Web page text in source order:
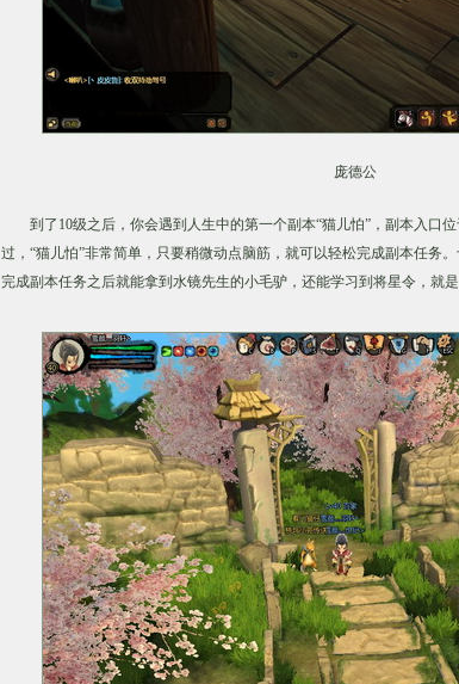
庞德公
到了10级之后，你会遇到人生中的第一个副本“猫儿怕”，副本入口
过，“猫儿怕”非常简单，只要稍微动点脑筋，就可以轻松完成副本任务
完成副本任务之后就能拿到水镜先生的小毛驴，还能学习到将星令，就